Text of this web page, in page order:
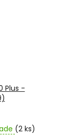
Plus -
(2 ks)